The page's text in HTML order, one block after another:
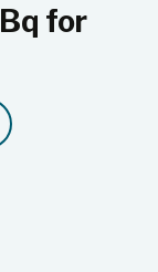
for